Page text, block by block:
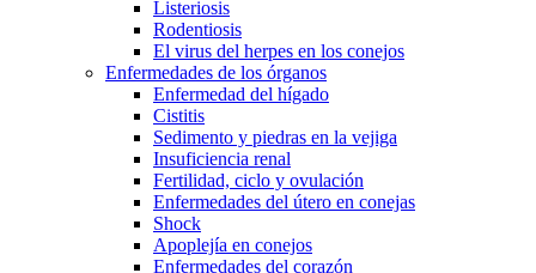
Listeriosis
Rodentiosis
El virus del herpes en los conejos
Enfermedades de los órganos
Enfermedad del hígado
Cistitis
Sedimento y piedras en la vejiga
Insuficiencia renal
Fertilidad, ciclo y ovulación
Enfermedades del útero en conejas
Shock
Apoplejía en conejos
Enfermedades del corazón